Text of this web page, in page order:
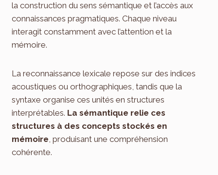
la construction du sens sémantique et l’accès aux
connaissances pragmatiques. Chaque niveau
interagit constamment avec l’attention et la
mémoire.
La reconnaissance lexicale repose sur des indices
acoustiques ou orthographiques, tandis que la
syntaxe organise ces unités en structures
interprétables. La sémantique relie ces
structures à des concepts stockés en
mémoire, produisant une compréhension
cohérente.